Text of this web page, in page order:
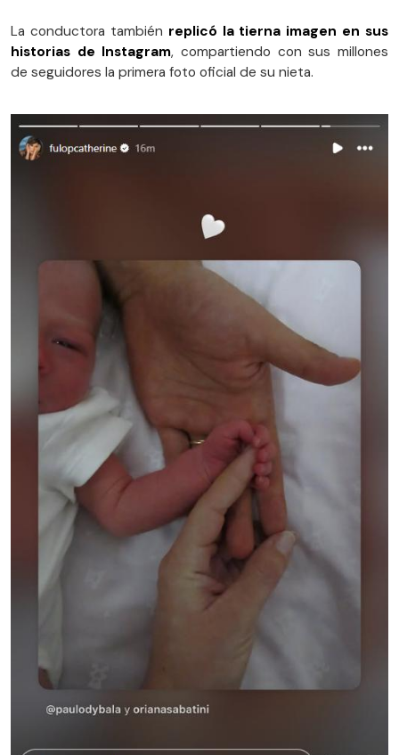
La conductora también replicó la tierna imagen en sus
historias de Instagram, compartiendo con sus millones
de seguidores la primera foto oficial de su nieta.